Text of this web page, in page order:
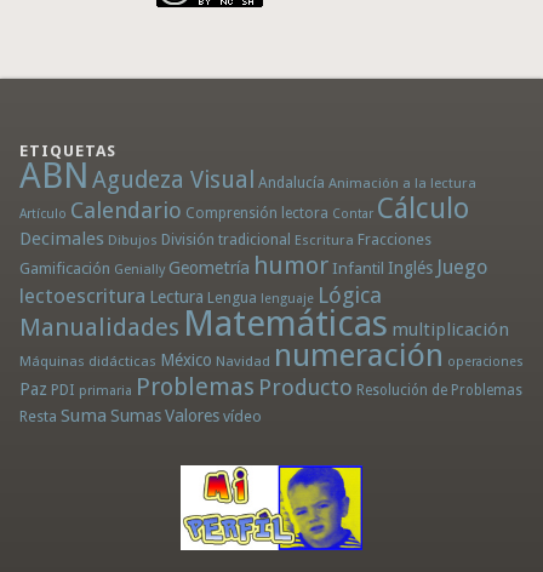
ETIQUETAS
ABN Agudeza Visual Andalucía Animación a la lectura
Artículo Calendario Comprensión lectora Contar Cálculo
Decimales Dibujos División tradicional Escritura Fracciones
Gamificación Genially Geometría humor Infantil Inglés Juego
lectoescritura Lectura Lengua lenguaje Lógica
Manualidades Matemáticas multiplicación
Máquinas didácticas México Navidad numeración operaciones
Paz PDI primaria Problemas Producto Resolución de Problemas
Resta Suma Sumas Valores vídeo